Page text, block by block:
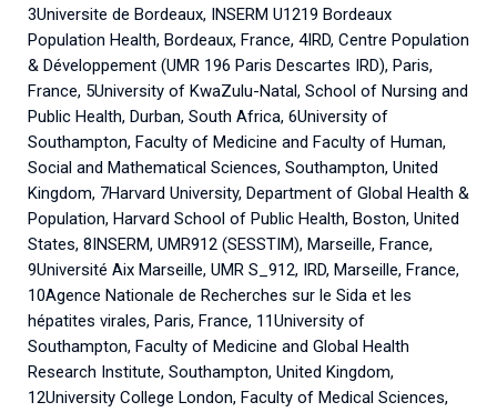
3Universite de Bordeaux, INSERM U1219 Bordeaux
Population Health, Bordeaux, France, 4IRD, Centre Population
& Développement (UMR 196 Paris Descartes IRD), Paris,
France, 5University of KwaZulu-Natal, School of Nursing and
Public Health, Durban, South Africa, 6University of
Southampton, Faculty of Medicine and Faculty of Human,
Social and Mathematical Sciences, Southampton, United
Kingdom, 7Harvard University, Department of Global Health &
Population, Harvard School of Public Health, Boston, United
States, 8INSERM, UMR912 (SESSTIM), Marseille, France,
9Université Aix Marseille, UMR S_912, IRD, Marseille, France,
10Agence Nationale de Recherches sur le Sida et les
hépatites virales, Paris, France, 11University of
Southampton, Faculty of Medicine and Global Health
Research Institute, Southampton, United Kingdom,
12University College London, Faculty of Medical Sciences,